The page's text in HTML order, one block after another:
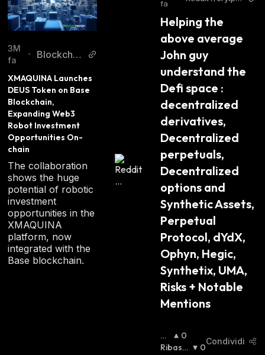
3M
fa
•
Blockchai
XMAQUINA Launches
DEUS Token on Base
Blockchain,
Expanding Web3
Robot Investment
Opportunities On-
chain
The collaboration
shows the huge
potential of robotic
investment
opportunities in the
XMAQUINA
platform, now
integrated with the
Base blockchain.
fa
Helping the
above average
John guy
understand the
Defi space :
decentralized
derivatives,
Decentralized
perpetuals,
Decentralized
options and
Synthetic Assets,
Perpetual
Protocol, dYdX,
Ophyn, Hegic,
Synthetix, UMA,
Risks + Notable
Mentions
Ri
Al
0
Ribassi
0
Condividi